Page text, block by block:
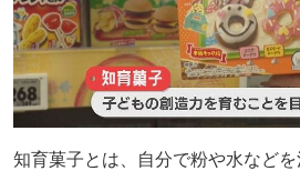
知育菓子とは、自分で粉や水など